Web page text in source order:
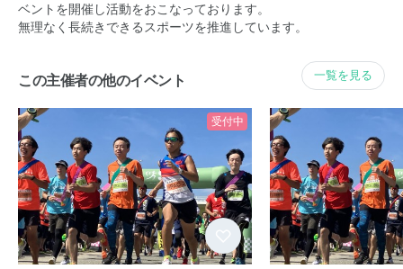
ベントを開催し活動をおこなっております。
無理なく長続きできるスポーツを推進しています。
この主催者の他のイベント 一覧を見る
受付中